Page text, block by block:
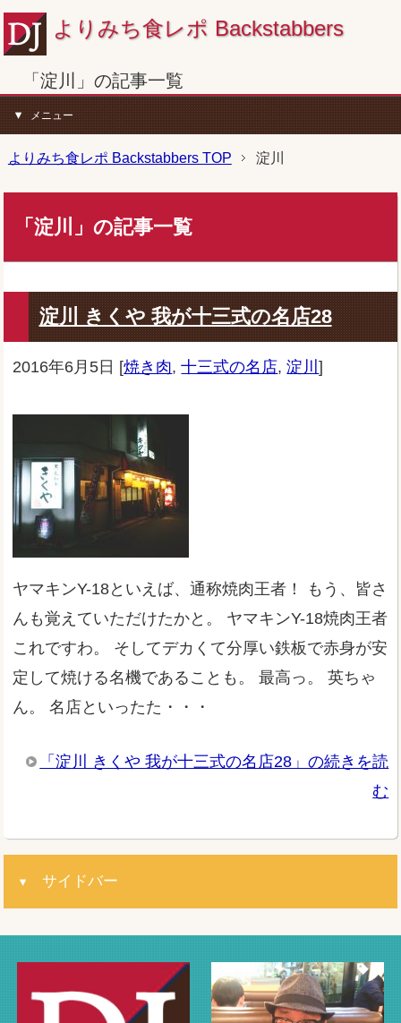
よりみち食レポ Backstabbers
「淀川」の記事一覧
メニュー
よりみち食レポ Backstabbers TOP 淀川
「淀川」の記事一覧
淀川 きくや 我が十三式の名店28
2016年6月5日 [焼き肉,十三式の名店,淀川]
ヤマキンY-18といえば、通称焼肉王者！ もう、皆さ
んも覚えていただけたかと。 ヤマキンY-18焼肉王者
これですわ。 そしてデカくて分厚い鉄板で赤身が安
定して焼ける名機であることも。 最高っ。 英ちゃ
ん。 名店といったた・・・
「淀川 きくや 我が十三式の名店28」の続きを読
む
サイドバー